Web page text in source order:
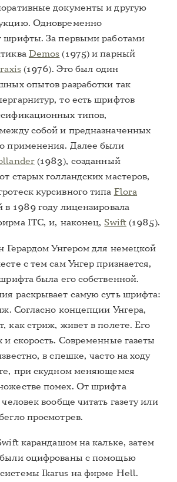
документы и другую
Одновременно
шрифты. За первыми работами
Demos (1975) и парный
(1976). Это был один
опытов разработки так
то есть шрифтов
типов,
собой и предназначенных
применения. Далее были
(1983), созданный
старых голландских мастеров,
курсивного типа Flora
1989 году лицензировала
ITC, и, наконец, Swift(1985).
Герардом Унгером для немецкой
с тем сам Унгер признается,
была его собственной.
раскрывает самую суть шрифта:
Согласно концепции Унгера,
как стриж, живет в полете. Его
и скорость. Современные газеты
в спешке, часто на ходу
при скудном меняющемся
помех. От шрифта
человек вообще читать газету или
просмотрев.
карандашом на кальке, затем
оцифрованы с помощью
Ikarus на фирме Hell.